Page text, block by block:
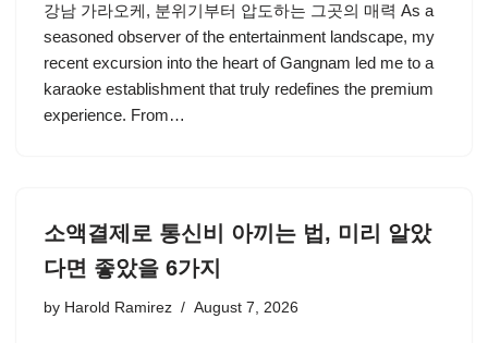
강남 가라오케, 분위기부터 압도하는 그곳의 매력 As a
seasoned observer of the entertainment landscape, my
recent excursion into the heart of Gangnam led me to a
karaoke establishment that truly redefines the premium
experience. From…
소액결제로 통신비 아끼는 법, 미리 알았
다면 좋았을 6가지
by Harold Ramirez August 7, 2026